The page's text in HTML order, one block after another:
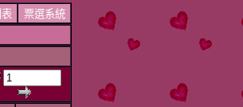
票選系統